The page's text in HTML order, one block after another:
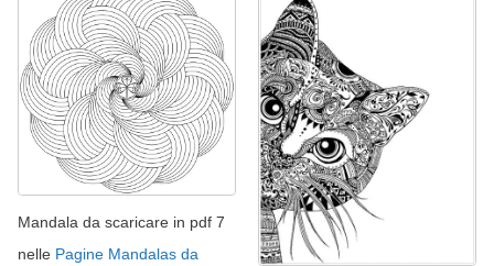
Mandala da scaricare in pdf 7
nelle Pagine Mandalas da